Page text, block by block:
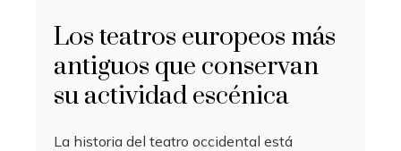
Los teatros europeos más
antiguos que conservan
su actividad escénica
La historia del teatro occidental está